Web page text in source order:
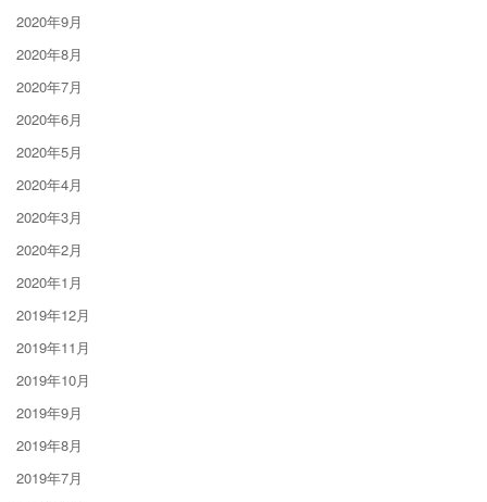
2020年9月
2020年8月
2020年7月
2020年6月
2020年5月
2020年4月
2020年3月
2020年2月
2020年1月
2019年12月
2019年11月
2019年10月
2019年9月
2019年8月
2019年7月